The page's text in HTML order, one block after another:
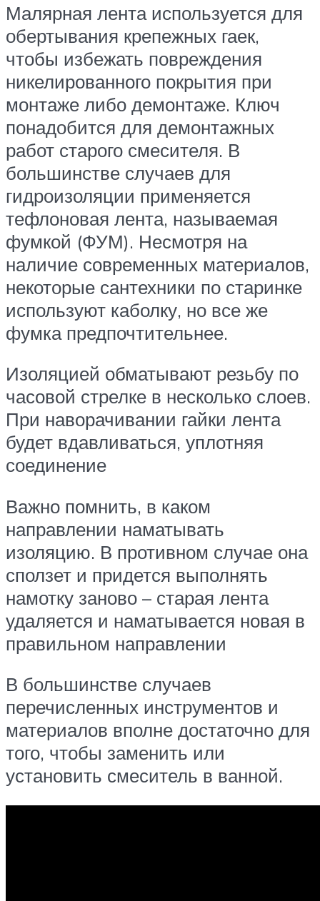
Малярная лента используется для
обертывания крепежных гаек,
чтобы избежать повреждения
никелированного покрытия при
монтаже либо демонтаже. Ключ
понадобится для демонтажных
работ старого смесителя. В
большинстве случаев для
гидроизоляции применяется
тефлоновая лента, называемая
фумкой (ФУМ). Несмотря на
наличие современных материалов,
некоторые сантехники по старинке
используют каболку, но все же
фумка предпочтительнее.
Изоляцией обматывают резьбу по
часовой стрелке в несколько слоев.
При наворачивании гайки лента
будет вдавливаться, уплотняя
соединение
Важно помнить, в каком
направлении наматывать
изоляцию. В противном случае она
сползет и придется выполнять
намотку заново – старая лента
удаляется и наматывается новая в
правильном направлении
В большинстве случаев
перечисленных инструментов и
материалов вполне достаточно для
того, чтобы заменить или
установить смеситель в ванной.